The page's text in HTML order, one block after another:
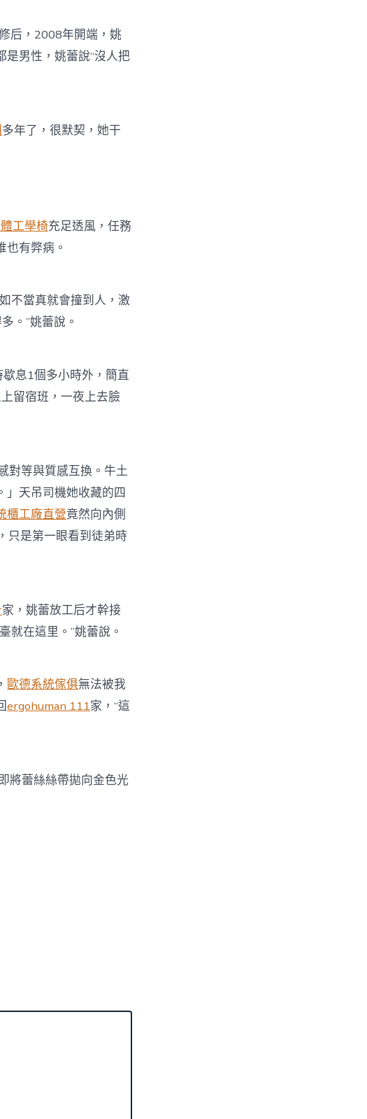
后，2008年開端，姚
男性，姚蕾說“沒人把
多年了，很默契，她干
工學椅充足透風，任務
有弊病。
不當真就會撞到人，激
。”姚蕾說。
息1個多小時外，簡直
留宿班，一夜上去臉
等與質感互換。牛土
」天吊司機她收藏的四
櫃工廠直營竟然向內側
只是第一眼看到徒弟時
家，姚蕾放工后才幹接
就在這里。”姚蕾說。
歐德系統傢俱無法被我
ergohuman 111家，“這
將蕾絲絲帶拋向金色光